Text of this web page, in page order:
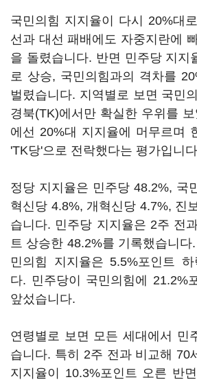
국민의힘 지지율이 다시 20%대
선과 대선 패배에도 자중지란에
을 돌렸습니다. 반면 민주당 지지
로 상승, 국민의힘과의 격차를
벌렸습니다. 지역별로 보면 국민
경북(TK)에서만 확실한 우위를
에선 20%대 지지율에 머무르며
'TK당'으로 전락했다는 평가입니
정당 지지율은 민주당 48.2%, 국
혁신당 4.8%, 개혁신당 4.7%, 진
습니다. 민주당 지지율은 2주 전
트 상승한 48.2%를 기록했습니
민의힘 지지율은 5.5%포인트 하
다. 민주당이 국민의힘에 21.2%
앞섰습니다.
연령별로 보면 모든 세대에서 민
습니다. 특히 2주 전과 비교해 70
지지율이 10.3%포인트 오른 반